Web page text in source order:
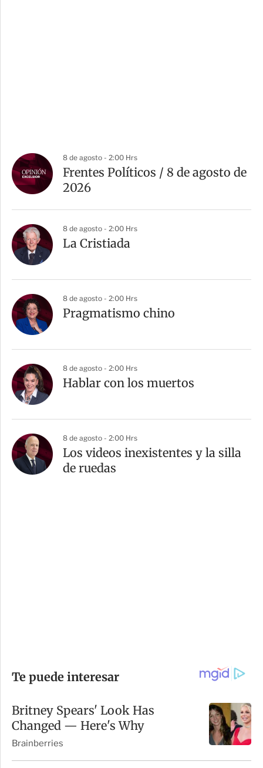
8 de agosto - 2:00 Hrs
Frentes Políticos / 8 de agosto de
2026
8 de agosto - 2:00 Hrs
La Cristiada
8 de agosto - 2:00 Hrs
Pragmatismo chino
8 de agosto - 2:00 Hrs
Hablar con los muertos
8 de agosto - 2:00 Hrs
Los videos inexistentes y la silla
de ruedas